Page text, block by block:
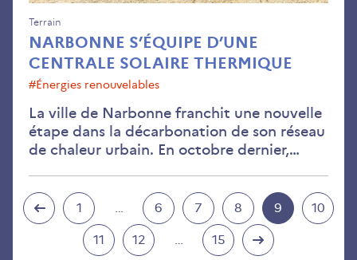
NARBONNE S’ÉQUIPE D’UNE
CENTRALE SOLAIRE THERMIQUE
Terrain
#Énergies renouvelables
La ville de Narbonne franchit une nouvelle
étape dans la décarbonation de son réseau
de chaleur urbain. En octobre dernier,…
1 … 6 7 8 9 10
11 12 … 15